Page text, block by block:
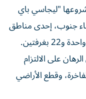
توفيرها في جميع الوحدات البالغ عددها 132 وحدة في مشروعها "ليجاسي باي
جنوب، إحدى مناطق
على الالتزام
وقطع الأراضي